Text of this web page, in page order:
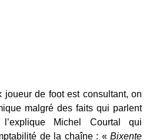
joueur de foot est consultant, on
malgré des faits qui parlent
l’explique Michel Courtal qui
de la chaîne : «Bixente